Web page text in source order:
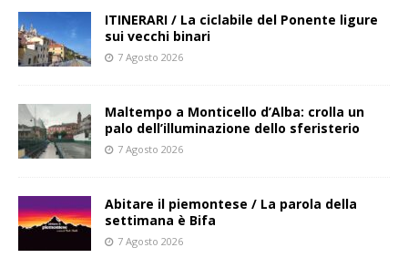
ITINERARI / La ciclabile del Ponente ligure
sui vecchi binari
7 Agosto 2026
Maltempo a Monticello d’Alba: crolla un
palo dell’illuminazione dello sferisterio
7 Agosto 2026
Abitare il piemontese / La parola della
settimana è Bifa
7 Agosto 2026